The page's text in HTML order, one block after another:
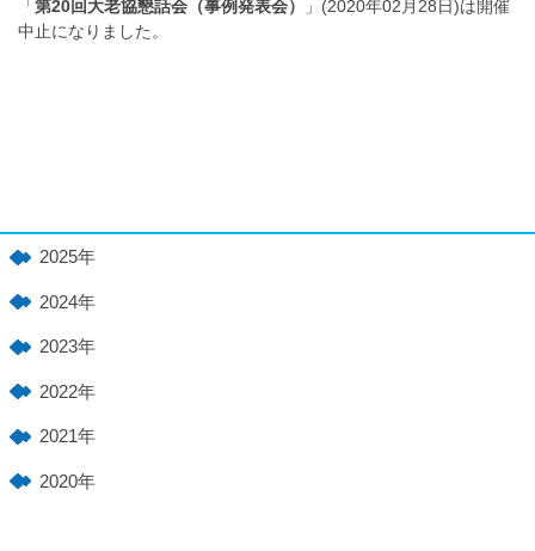
「第20回大老協懇話会（事例発表会） 」(2020年02月28日)は開催
中止になりました。
2025年
2024年
2023年
2022年
2021年
2020年